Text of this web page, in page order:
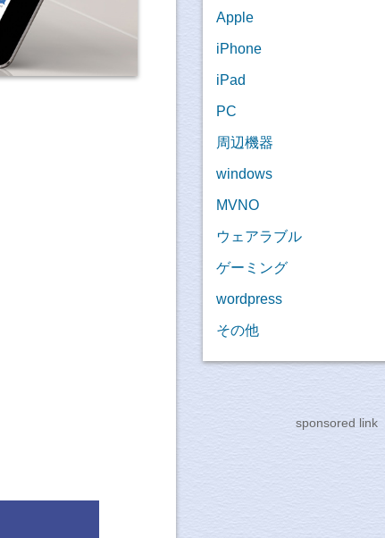
Apple
iPhone
iPad
PC
周辺機器
windows
MVNO
ウェアラブル
ゲーミング
wordpress
その他
sponsored link